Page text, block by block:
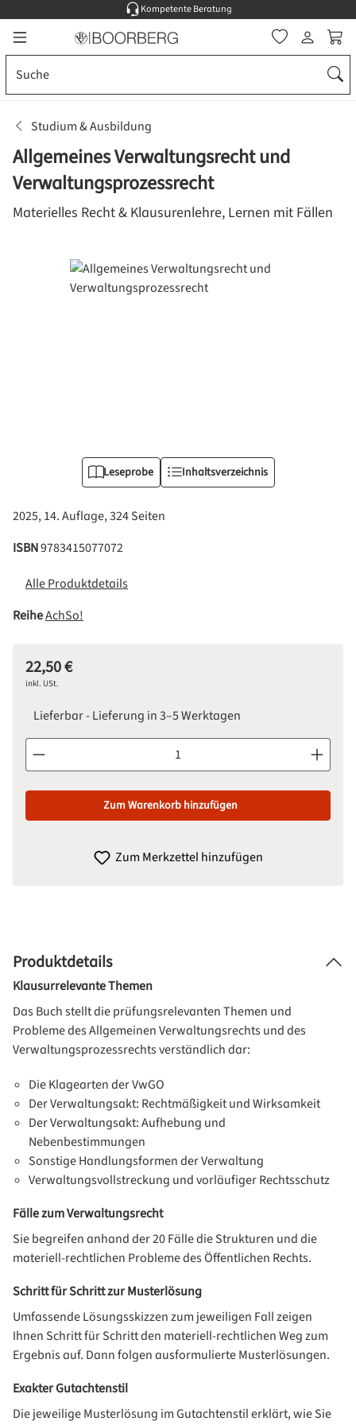
Zum Hauptinhalt springen
Kompetente Beratung
Studium & Ausbildung
Allgemeines Verwaltungsrecht und
Verwaltungsprozessrecht
Materielles Recht & Klausurenlehre, Lernen mit Fällen
Bildergalerie überspringen
Leseprobe Inhaltsverzeichnis
2025, 14. Auflage, 324 Seiten
ISBN9783415077072
Alle Produktdetails
ReiheAchSo!
Regulärer Preis:
22,50 €
inkl. USt.
Lieferbar - Lieferung in 3–5 Werktagen
Produkt Anzahl: Gib den gewünschten Wert ein oder
Zum Warenkorb hinzufügen
Zum Merkzettel hinzufügen
Produktdetails
Klausurrelevante Themen
Das Buch stellt die prüfungsrelevanten Themen und
Probleme des Allgemeinen Verwaltungsrechts und des
Verwaltungsprozessrechts verständlich dar:
Die Klagearten der VwGO
Der Verwaltungsakt: Rechtmäßigkeit und Wirksamkeit
Der Verwaltungsakt: Aufhebung und
Nebenbestimmungen
Sonstige Handlungsformen der Verwaltung
Verwaltungsvollstreckung und vorläufiger Rechtsschutz
Fälle zum Verwaltungsrecht
Sie begreifen anhand der 20 Fälle die Strukturen und die
materiell-rechtlichen Probleme des Öffentlichen Rechts.
Schritt für Schritt zur Musterlösung
Umfassende Lösungsskizzen zum jeweiligen Fall zeigen
Ihnen Schritt für Schritt den materiell-rechtlichen Weg zum
Ergebnis auf. Dann folgen ausformulierte Musterlösungen.
Exakter Gutachtenstil
Die jeweilige Musterlösung im Gutachtenstil erklärt, wie Sie